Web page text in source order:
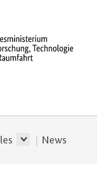
News